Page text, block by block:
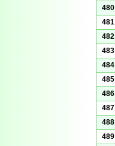
480
481
482
483
484
485
486
487
488
489